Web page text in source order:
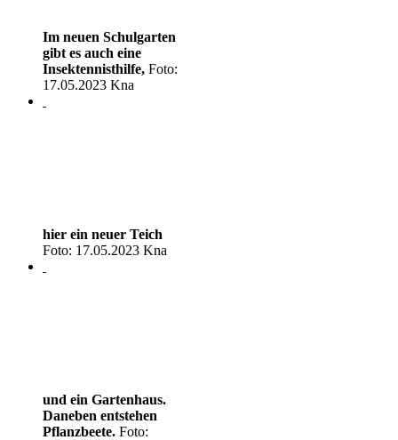
Im neuen Schulgarten
gibt es auch eine
Insektennisthilfe, Foto:
17.05.2023 Kna
hier ein neuer Teich
Foto: 17.05.2023 Kna
und ein Gartenhaus.
Daneben entstehen
Pflanzbeete. Foto: